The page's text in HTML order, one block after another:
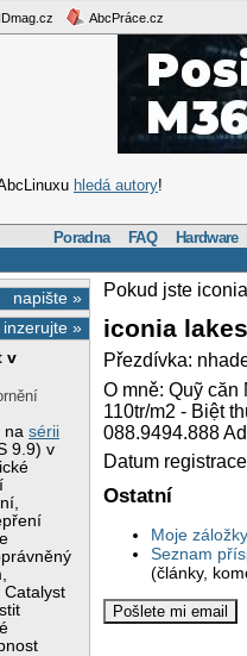
AbcPráce.cz
hledá autory!
Poradna FAQ Hardware
napište »
inzerujte »
v
nasérii
9.9) v
Catalyst
Pokud jste
iconia
Přezdívka:
O mně: Quỹ
110tr/m2 - Biệt
088.9494.888
Datum
Ostatní
Moje záložky
Seznam
(články,